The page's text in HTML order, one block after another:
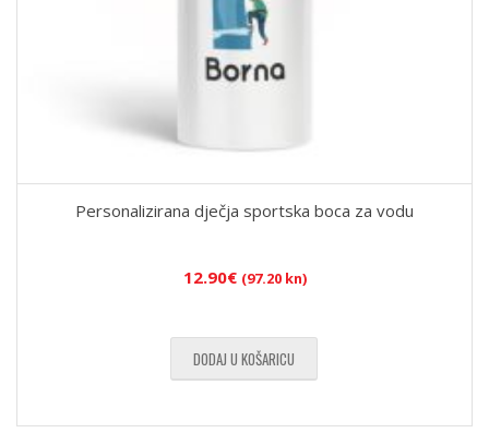
Personalizirana dječja sportska boca za vodu
12.90€ (97.20 kn)
DODAJ U KOŠARICU